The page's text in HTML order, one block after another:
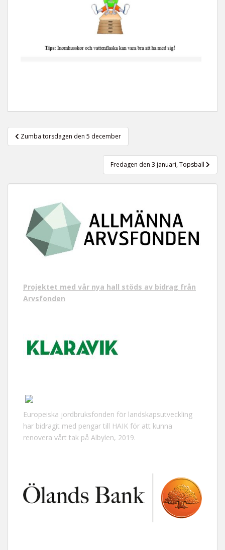
Inläggsnavigering
Zumba torsdagen den 5 december
Fredagen den 3 januari, Topsball
Projektet med vår nya hall stöds av bidrag från
Arvsfonden
Europeiska jordbruksfonden för landskapsutveckling
har bidragit med pengar till HAIK för att kunna
renovera vårt tak på Albylen, 2019.